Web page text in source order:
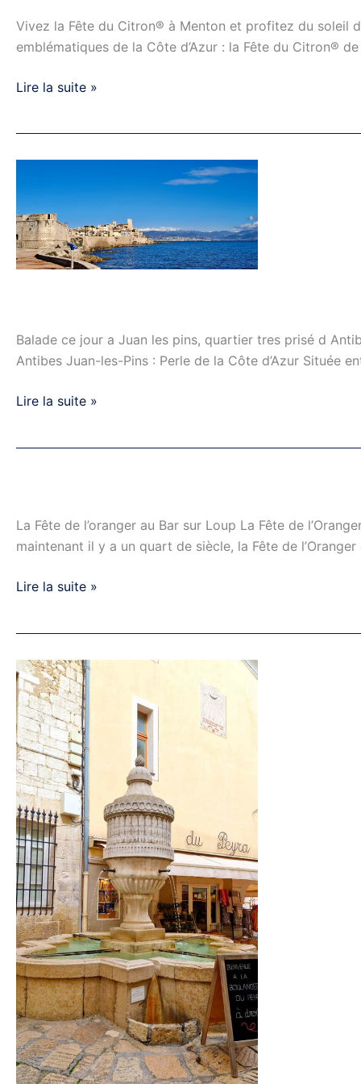
Vivez la Fête du Citron® à Menton et profitez du soleil
emblématiques de la Côte d’Azur : la Fête du Citron®
Lire la suite »
Balade ce jour a Juan les pins, quartier tres prisé d
Antibes Juan-les-Pins : Perle de la Côte d’Azur Située
à
Antibes-
Juan
les
Pins
Lire la suite »
La Fête de l’oranger au Bar sur Loup La Fête de
maintenant il y a un quart de siècle, la Fête de
l’oranger
au
sur-
Lire la suite »
Visite
de
Vence